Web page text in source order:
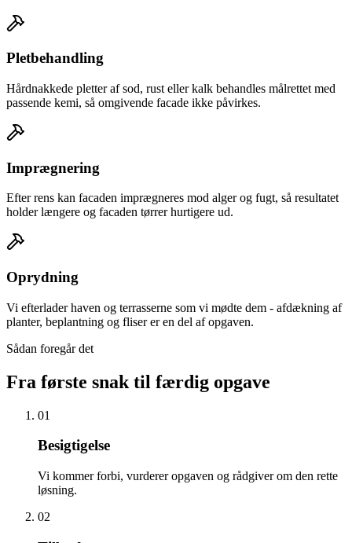
Pletbehandling
Hårdnakkede pletter af sod, rust eller kalk behandles målrettet med
passende kemi, så omgivende facade ikke påvirkes.
Imprægnering
Efter rens kan facaden imprægneres mod alger og fugt, så resultatet
holder længere og facaden tørrer hurtigere ud.
Oprydning
Vi efterlader haven og terrasserne som vi mødte dem - afdækning af
planter, beplantning og fliser er en del af opgaven.
Sådan foregår det
Fra første snak til færdig opgave
01
Besigtigelse
Vi kommer forbi, vurderer opgaven og rådgiver om den rette
løsning.
02